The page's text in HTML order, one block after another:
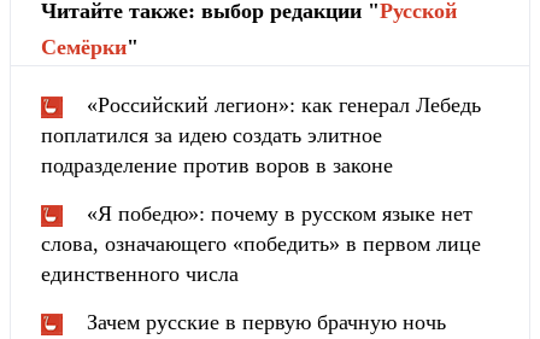
Читайте также: выбор редакции "Русской
Cемёрки"
«Российский легион»: как генерал Лебедь
поплатился за идею создать элитное
подразделение против воров в законе
«Я победю»: почему в русском языке нет
слова, означающего «победить» в первом лице
единственного числа
Зачем русские в первую брачную ночь